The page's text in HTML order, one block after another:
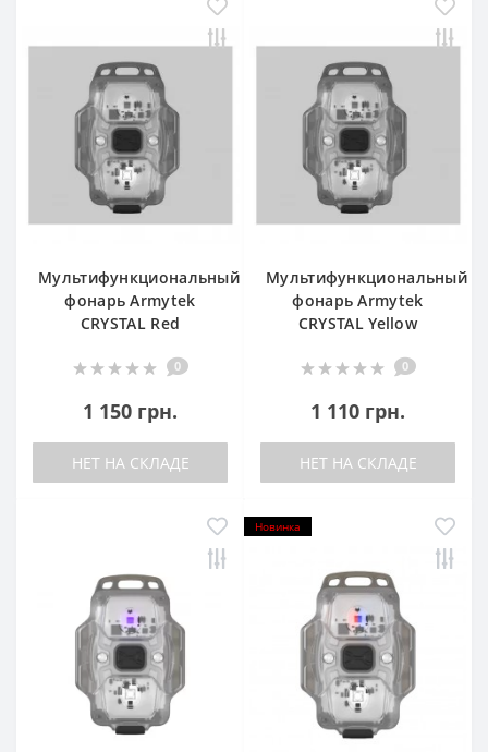
Мультифункциональный
фонарь Armytek
CRYSTAL Red
0
1 150 грн.
НЕТ НА СКЛАДЕ
Мультифункциональный
фонарь Armytek
CRYSTAL Yellow
0
1 110 грн.
НЕТ НА СКЛАДЕ
Новинка